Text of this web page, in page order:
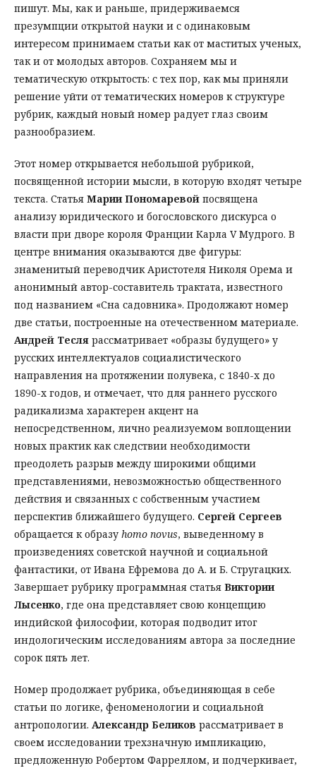
пишут. Мы, как и раньше, придерживаемся
презумпции открытой науки и с одинаковым
интересом принимаем статьи как от маститых ученых,
так и от молодых авторов. Сохраняем мы и
тематическую открытость: с тех пор, как мы приняли
решение уйти от тематических номеров к структуре
рубрик, каждый новый номер радует глаз своим
разнообразием.
Этот номер открывается небольшой рубрикой,
посвященной истории мысли, в которую входят четыре
текста. Статья Марии Пономаревой посвящена
анализу юридического и богословского дискурса о
власти при дворе короля Франции Карла V Мудрого. В
центре внимания оказываются две фигуры:
знаменитый переводчик Аристотеля Николя Орема и
анонимный автор-составитель трактата, известного
под названием «Сна садовника». Продолжают номер
две статьи, построенные на отечественном материале.
Андрей Тесля рассматривает «образы будущего» у
русских интеллектуалов социалистического
направления на протяжении полувека, с 1840-х до
1890-х годов, и отмечает, что для раннего русского
радикализма характерен акцент на
непосредственном, лично реализуемом воплощении
новых практик как следствии необходимости
преодолеть разрыв между широкими общими
представлениями, невозможностью общественного
действия и связанных с собственным участием
перспектив ближайшего будущего. Сергей Сергеев
обращается к образу homo novus, выведенному в
произведениях советской научной и социальной
фантастики, от Ивана Ефремова до А. и Б. Стругацких.
Завершает рубрику программная статья Виктории
Лысенко, где она представляет свою концепцию
индийской философии, которая подводит итог
индологическим исследованиям автора за последние
сорок пять лет.
Номер продолжает рубрика, объединяющая в себе
статьи по логике, феноменологии и социальной
антропологии. Александр Беликов рассматривает в
своем исследовании трехзначную импликацию,
предложенную Робертом Фарреллом, и подчеркивает,